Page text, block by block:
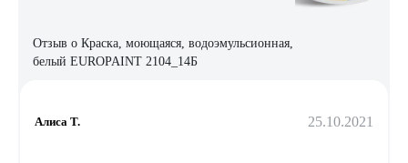
Отзыв о Краска, моющаяся, водоэмульсионная,
белый EUROPAINT 2104_14Б
Алиса Т. 25.10.2021